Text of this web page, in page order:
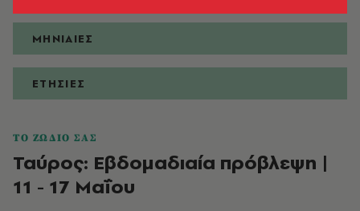
ΜΗΝΙΑΙΕΣ
ΕΤΗΣΙΕΣ
ΤΟ ΖΩΔΙΟ ΣΑΣ
Ταύρος: Εβδομαδιαία πρόβλεψη |
11 - 17 Μαΐου